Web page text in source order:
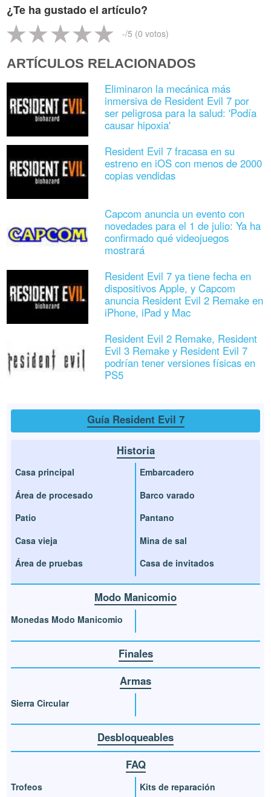
¿Te ha gustado el artículo?
-/5 (0 votos)
ARTÍCULOS RELACIONADOS
Eliminaron la mecánica más
inmersiva de Resident Evil 7 por
ser peligrosa para la salud: 'Podía
causar hipoxia'
Resident Evil 7 fracasa en su
estreno en iOS con menos de 2000
copias vendidas
Capcom anuncia un evento con
novedades para el 1 de julio: Ya ha
confirmado qué videojuegos
mostrará
Resident Evil 7 ya tiene fecha en
dispositivos Apple, y Capcom
anuncia Resident Evil 2 Remake en
iPhone, iPad y Mac
Resident Evil 2 Remake, Resident
Evil 3 Remake y Resident Evil 7
podrían tener versiones físicas en
PS5
Guía Resident Evil 7
Historia
Casa principal
Área de procesado
Patio
Casa vieja
Área de pruebas
Embarcadero
Barco varado
Pantano
Mina de sal
Casa de invitados
Modo Manicomio
Monedas Modo Manicomio
Finales
Armas
Sierra Circular
Desbloqueables
FAQ
Trofeos
Kits de reparación